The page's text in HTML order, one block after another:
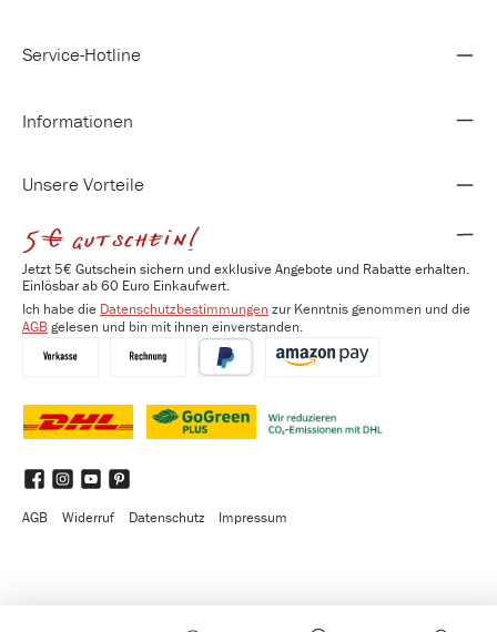
Formstabil
Service-Hotline
Informationen
Unsere Vorteile
5€ gutschein!
Jetzt 5€ Gutschein sichern und exklusive Angebote und Rabatte erhalten.
Einlösbar ab 60 Euro Einkaufwert.
Ich habe die Datenschutzbestimmungen zur Kenntnis genommen und die
AGBgelesen und bin mit ihnen einverstanden.
FacebookInstagram
YouTubePinterest
AGB
Widerruf Datenschutz Impressum